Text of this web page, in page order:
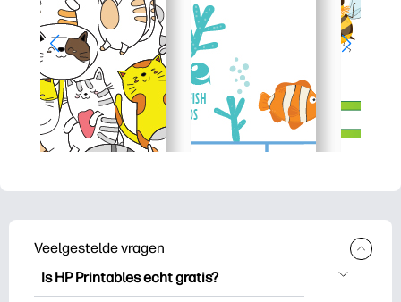
Veelgestelde vragen
Is HP Printables echt gratis?